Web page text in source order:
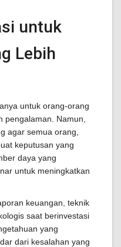
untuk
Lebih
untuk orang-orang
pengalaman. Namun,
agar semua orang,
keputusan yang
daya yang
untuk meningkatkan
keuangan, teknik
saat berinvestasi
yang
dari kesalahan yang